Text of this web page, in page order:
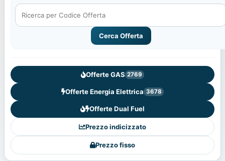
Cerca Offerta
Offerte GAS 2769
Offerte Energia Elettrica 3678
Offerte Dual Fuel
Prezzo indicizzato
Prezzo fisso